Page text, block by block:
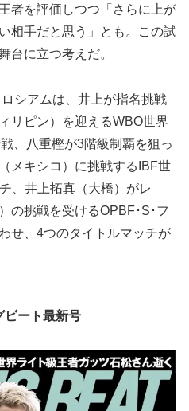
者を評価しつつ「さらに上が
相手だと思う」とも。この試
台に立つ考えだ。
シアムは、井上が指名挑戦
リピン）を迎えるWBO世界
、八重樫が3階級制覇を狙っ
メキシコ）に挑戦するIBF世
、井上拓真（大橋）がレ
の挑戦を受けるOPBF･S･フ
せ、4つのタイトルマッチが
ビート最新号